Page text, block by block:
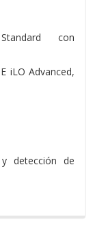
con
iLO Advanced,
detección de